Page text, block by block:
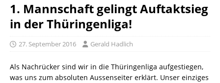
1. Mannschaft gelingt Auftaktsieg
in der Thüringenliga!
27. September 2016 Gerald Hadlich
Als Nachrücker sind wir in die Thüringenliga aufgestiegen,
was uns zum absoluten Aussenseiter erklärt. Unser einziges